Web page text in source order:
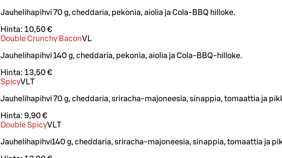
Jauhelihapihvi 70 g, cheddaria, pekonia, aiolia ja Cola-BBQ hilloke.
Hinta: 10,50 €
Double Crunchy BaconVL
Jauhelihapihvi 140 g, cheddaria, pekonia, aiolia ja Cola-BBQ-hilloke.
Hinta: 13,50 €
SpicyVLT
Jauhelihapihvi 70 g, cheddaria, sriracha-majoneesia, sinappia, tomaattia ja
Hinta: 9,90 €
Double SpicyVLT
Jauhelihapihvi140 g, cheddaria, sriracha-majoneesia, sinappia, tomaattia ja